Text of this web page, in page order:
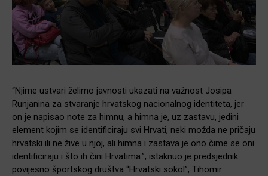
“Njime ustvari želimo javnosti ukazati na važnost Josipa
Runjanina za stvaranje hrvatskog nacionalnog identiteta, jer
on je napisao note za himnu, a himna je, uz zastavu, jedini
element kojim se identificiraju svi Hrvati, neki možda ne pričaju
hrvatski ili ne žive u njoj, ali himna i zastava je ono čime se oni
identificiraju i što ih čini Hrvatima.”, istaknuo je predsjednik
povijesno športskog društva “Hrvatski sokol”, Tihomir